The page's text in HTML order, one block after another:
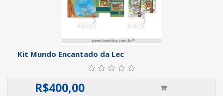
Kit Mundo Encantado da Lec
R$400,00